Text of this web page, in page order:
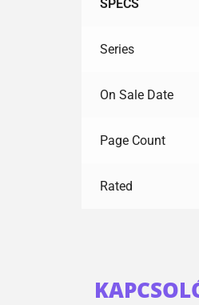
SPECS
Series
On Sale Date
Page Count
Rated